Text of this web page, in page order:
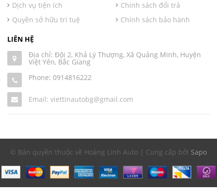
Dịch vụ tiện ích
Quyền sở hữu trí tuệ
Chính sách đổi trả
Chính sách bảo hành
LIÊN HỆ
Địa chỉ: Đội 2, Khả Lý Thượng, Xã Quảng Minh, Huyện
Việt Yên, Bắc Giang
Phone: 0914816222
Email: viettinautobg@gmail.com
© Bản quyền thuộc về Hoàng Linh Auto | Cung cấp bởi Sapo